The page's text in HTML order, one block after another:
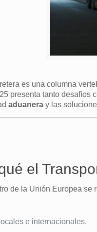
es una columna
presenta tanto
aduanera y las
el
de la Unión Europea
e internacionales.